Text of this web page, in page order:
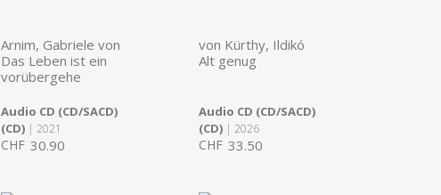
Arnim, Gabriele von
Das Leben ist ein
vorübergehe
Audio CD (CD/SACD)
(CD)| 2021
CHF 30.90
von Kürthy, Ildikó
Alt genug
Audio CD (CD/SACD)
(CD) | 2026
CHF 33.50